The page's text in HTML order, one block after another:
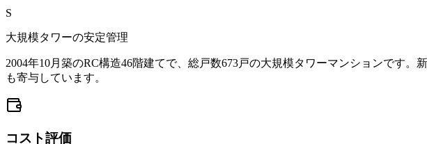
S
大規模タワーの安定管理
2004年10月築のRC構造46階建てで、総戸数673戸の大規模タワーマンションです
も寄与しています。
コスト評価